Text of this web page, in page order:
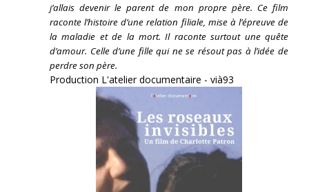
j’allais devenir le parent de mon propre père. Ce film
raconte l’histoire d’une relation filiale, mise à l’épreuve de
la maladie et de la mort. Il raconte surtout une quête
d’amour. Celle d’une fille qui ne se résout pas à l’idée de
perdre son père.
Production L'atelier documentaire - vià93